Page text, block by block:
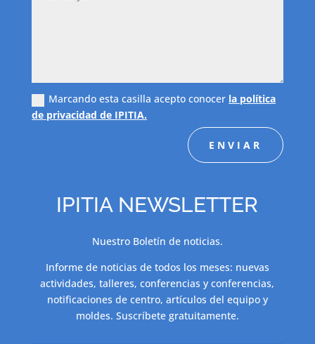
Marcando esta casilla acepto conocer la política
de privacidad de IPITIA.
ENVIAR
IPITIA NEWSLETTER
Nuestro Boletín de noticias.
Informe de noticias de todos los meses: nuevas
actividades, talleres, conferencias y conferencias,
notificaciones de centro, artículos del equipo y
moldes. Suscríbete gratuitamente.